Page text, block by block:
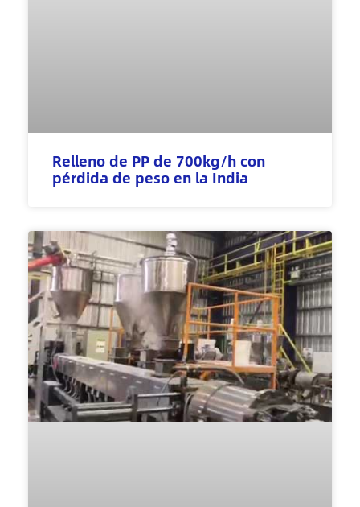
Relleno de PP de 700kg/h con
pérdida de peso en la India